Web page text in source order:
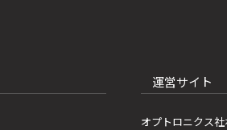
運営サイト
オプトロニクス